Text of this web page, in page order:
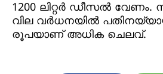
1200 ലിറ്റര്‍ ഡീസല്‍
വില വര്‍ധനയില്‍
രൂപയാണ് അധിക ചെലവ്.